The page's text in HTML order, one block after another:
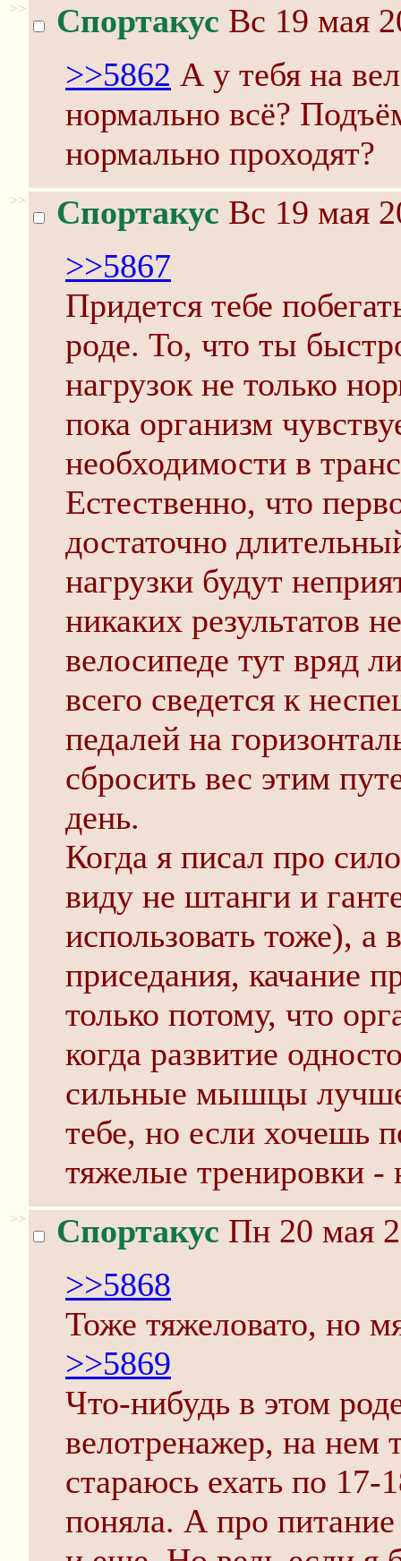
>> Спортакус Вс 19 мая
>>5862 А у тебя на
нормально всё?
нормально проходят?
>> Спортакус Вс 19 мая
>>5867
Придется тебе
роде. То, что ты
нагрузок не только
пока организм
необходимости в
Естественно, что
достаточно
нагрузки будут
никаких результатов
велосипеде тут вряд
всего сведется к
педалей на
сбросить вес этим
день.
Когда я писал про
виду не штанги и
использовать тоже), а
приседания, качание
только потому, что
когда развитие
сильные мышцы
тебе, но если хочешь
тяжелые тренировки -
>> Спортакус Пн 20 мая
>>5868
Тоже тяжеловато, но
>>5869
Что-нибудь в этом
велотренажер, на нем
стараюсь ехать по
поняла. А про